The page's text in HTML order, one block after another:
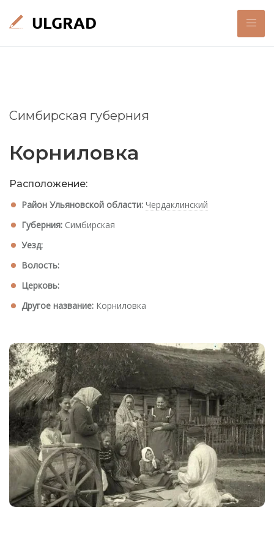
Симбирская губерния
Корниловка
Расположение:
Район Ульяновской области: Чердаклинский
Губерния: Симбирская
Уезд:
Волость:
Церковь:
Другое название: Корниловка